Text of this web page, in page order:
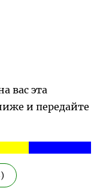
вас эта
и передайте